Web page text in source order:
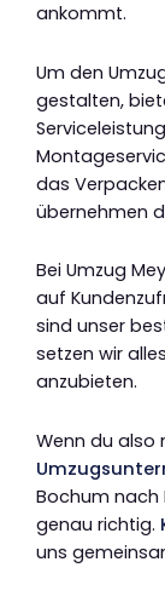
ankommt.
Um den
gestalten,
das
übernehmen
Bei Umzug
auf
sind unser
setzen wir
anzubieten.
Wenn du also
Bochum nach
genau richtig.
uns